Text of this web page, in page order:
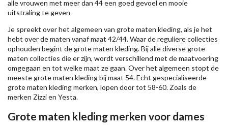
alle vrouwen met meer dan 44 een goed gevoel en mooie
uitstraling te geven
Je spreekt over het algemeen van grote maten kleding, als je het
hebt over de maten vanaf maat 42/44. Waar de reguliere collecties
ophouden begint de grote maten kleding. Bij alle diverse grote
maten collecties die er zijn, wordt verschillend met de maatvoering
omgegaan en tot welke maat ze gaan. Over het algemeen stopt de
meeste grote maten kleding bij maat 54. Echt gespecialiseerde
grote maten kleding merken, lopen door tot 58-60. Zoals de
merken Zizzien Yesta.
Grote maten kleding merken voor dames